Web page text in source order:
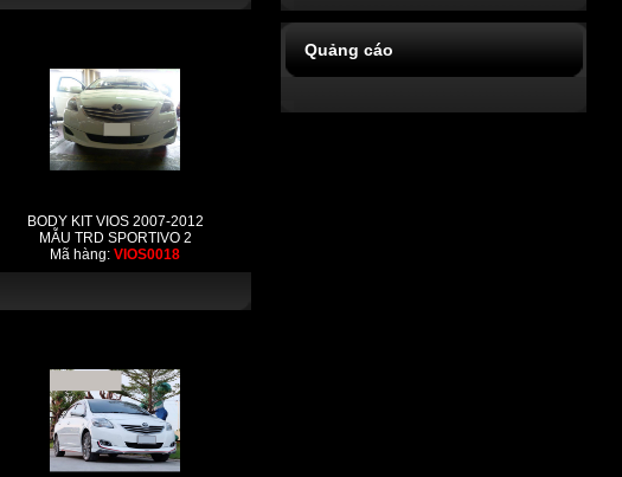
BODY KIT VIOS 2007-2012
MẪU TRD SPORTIVO 2
Mã hàng:VIOS0018
Quảng cáo